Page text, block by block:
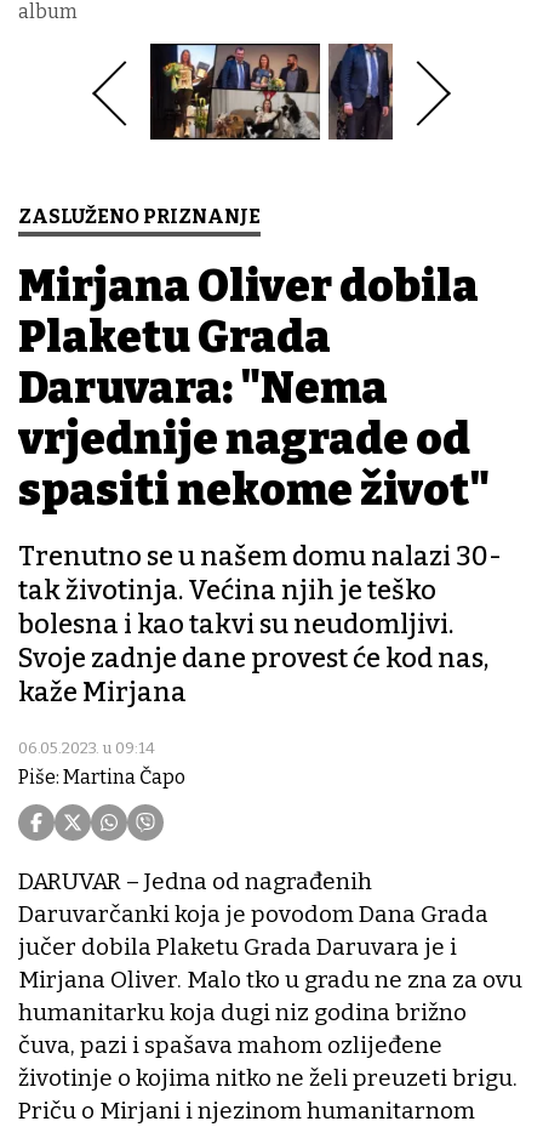
album
ZASLUŽENO PRIZNANJE
Mirjana Oliver dobila
Plaketu Grada
Daruvara: "Nema
vrjednije nagrade od
spasiti nekome život"
Trenutno se u našem domu nalazi 30-
tak životinja. Većina njih je teško
bolesna i kao takvi su neudomljivi.
Svoje zadnje dane provest će kod nas,
kaže Mirjana
06.05.2023. u 09:14
Piše: Martina Čapo
DARUVAR – Jedna od nagrađenih
Daruvarčanki koja je povodom Dana Grada
jučer dobila Plaketu Grada Daruvara je i
Mirjana Oliver. Malo tko u gradu ne zna za ovu
humanitarku koja dugi niz godina brižno
čuva, pazi i spašava mahom ozlijeđene
životinje o kojima nitko ne želi preuzeti brigu.
Priču o Mirjani i njezinom humanitarnom